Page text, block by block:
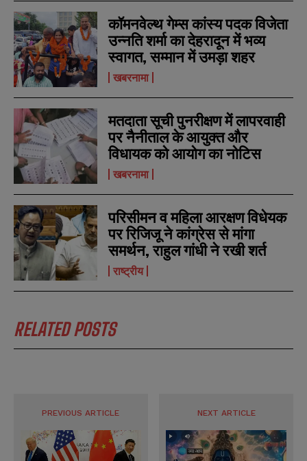
N
a
m
e
a
i
l
*
m
b
e
r
s
SUBMIT
N
a
m
e
a
i
l
*
m
b
e
r
s
SUBMIT
कॉमनवेल्थ गेम्स कांस्य पदक विजेता
उन्नति शर्मा का देहरादून में भव्य
स्वागत, सम्मान में उमड़ा शहर
खबरनामा
मतदाता सूची पुनरीक्षण में लापरवाही
पर नैनीताल के आयुक्त और
विधायक को आयोग का नोटिस
खबरनामा
परिसीमन व महिला आरक्षण विधेयक
पर रिजिजू ने कांग्रेस से मांगा
समर्थन, राहुल गांधी ने रखी शर्त
राष्ट्रीय
RELATED POSTS
PREVIOUS ARTICLE NEXT ARTICLE